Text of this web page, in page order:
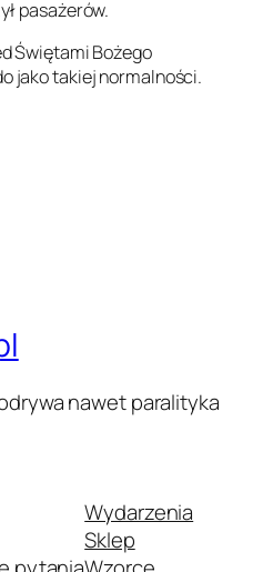
pasażerów.
Świętami Bożego
jako takiej normalności.
nawet paralityka
Wydarzenia
Sklep